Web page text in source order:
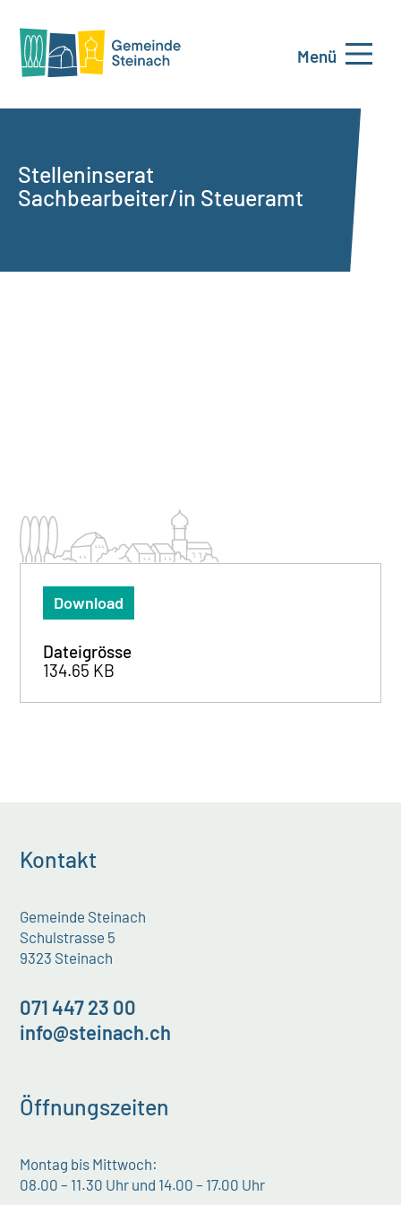
Menü
Stelleninserat
Sachbearbeiter/in Steueramt
Download
Dateigrösse
134.65 KB
Kontakt
Gemeinde Steinach
Schulstrasse 5
9323 Steinach
071 447 23 00
info@steinach.ch
Öffnungszeiten
Montag bis Mittwoch:
08.00 – 11.30 Uhr und 14.00 – 17.00 Uhr